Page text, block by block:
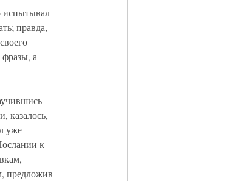
испытывал
правда,
фразы, а
казалось,
уже
к
предложив